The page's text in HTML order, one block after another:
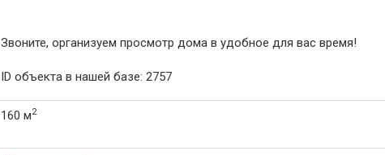
Звоните, организуем просмотр дома в удобное для вас время!
ID объекта в нашей базе: 2757
160 м2